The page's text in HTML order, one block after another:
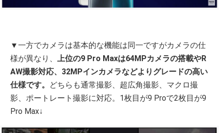
▼一方でカメラは基本的な機能は同一ですがカメラの仕
様が異なり、
上位の9 Pro Maxは64MPカメラの搭載やR
AW撮影対応、32MPインカメラなどよりグレードの高い
仕様です。 どちらも通常撮影、超広角撮影、マクロ撮
影、ポートレート撮影に対応。1枚目が9 Proで2枚目が9
Pro Max↓